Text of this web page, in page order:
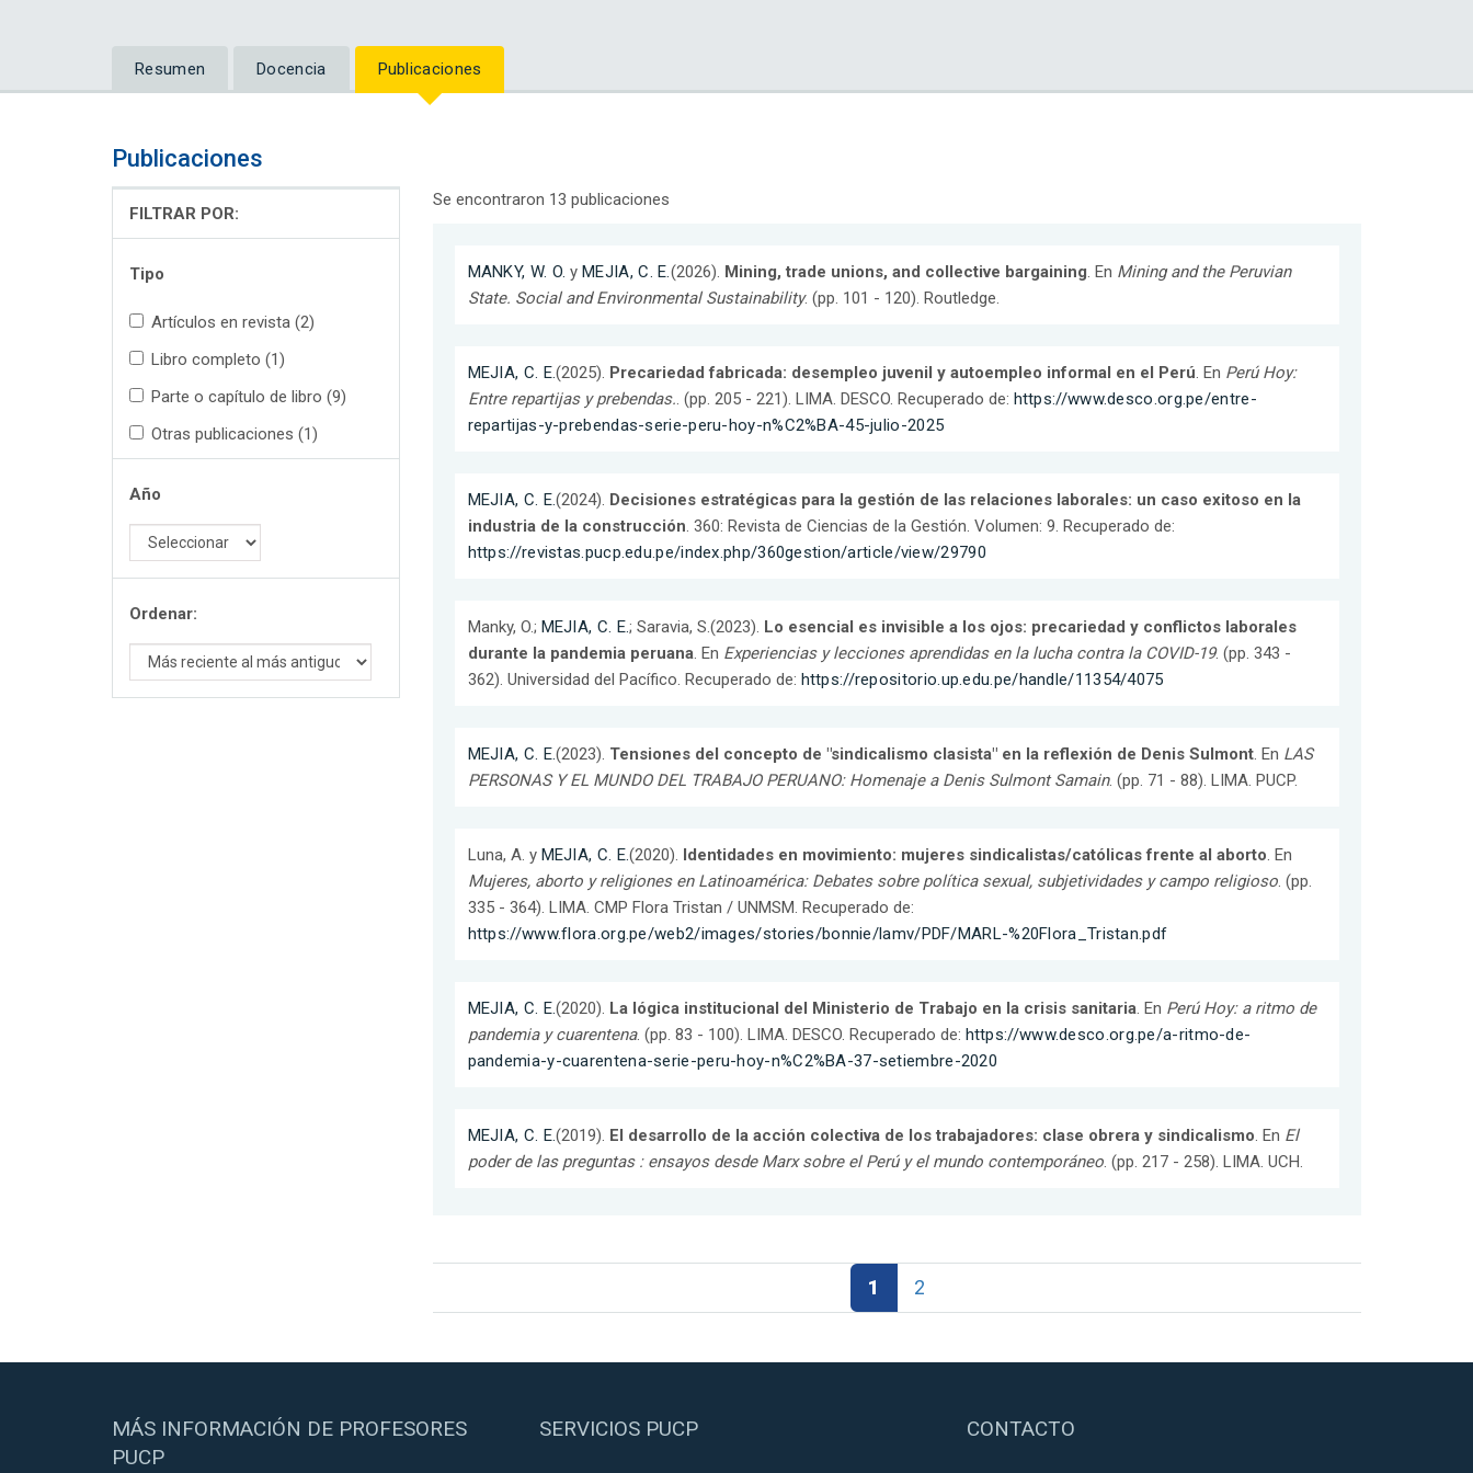
Resumen Docencia Publicaciones
Publicaciones
FILTRAR POR:
Tipo
Artículos en revista (2)
Libro completo (1)
Parte o capítulo de libro (9)
Otras publicaciones (1)
Año
Ordenar:
Se encontraron 13 publicaciones
MANKY, W. O. y MEJIA, C. E.(2026). Mining, trade unions, and collective bargaining. En Mining and the Peruvian
State. Social and Environmental Sustainability. (pp. 101 - 120). Routledge.
MEJIA, C. E.(2025). Precariedad fabricada: desempleo juvenil y autoempleo informal en el Perú. En Perú Hoy:
Entre repartijas y prebendas.. (pp. 205 - 221). LIMA. DESCO. Recuperado de: https://www.desco.org.pe/entre-
repartijas-y-prebendas-serie-peru-hoy-n%C2%BA-45-julio-2025
MEJIA, C. E.(2024). Decisiones estratégicas para la gestión de las relaciones laborales: un caso exitoso en la
industria de la construcción. 360: Revista de Ciencias de la Gestión. Volumen: 9. Recuperado de:
https://revistas.pucp.edu.pe/index.php/360gestion/article/view/29790
Manky, O.; MEJIA, C. E.; Saravia, S.(2023). Lo esencial es invisible a los ojos: precariedad y conflictos laborales
durante la pandemia peruana. En Experiencias y lecciones aprendidas en la lucha contra la COVID-19. (pp. 343 -
362). Universidad del Pacífico. Recuperado de: https://repositorio.up.edu.pe/handle/11354/4075
MEJIA, C. E.(2023). Tensiones del concepto de "sindicalismo clasista" en la reflexión de Denis Sulmont. En LAS
PERSONAS Y EL MUNDO DEL TRABAJO PERUANO: Homenaje a Denis Sulmont Samain. (pp. 71 - 88). LIMA. PUCP.
Luna, A. y MEJIA, C. E.(2020). Identidades en movimiento: mujeres sindicalistas/católicas frente al aborto. En
Mujeres, aborto y religiones en Latinoamérica: Debates sobre política sexual, subjetividades y campo religioso. (pp.
335 - 364). LIMA. CMP Flora Tristan / UNMSM. Recuperado de:
https://www.flora.org.pe/web2/images/stories/bonnie/lamv/PDF/MARL-%20Flora_Tristan.pdf
MEJIA, C. E.(2020). La lógica institucional del Ministerio de Trabajo en la crisis sanitaria. En Perú Hoy: a ritmo de
pandemia y cuarentena. (pp. 83 - 100). LIMA. DESCO. Recuperado de: https://www.desco.org.pe/a-ritmo-de-
pandemia-y-cuarentena-serie-peru-hoy-n%C2%BA-37-setiembre-2020
MEJIA, C. E.(2019). El desarrollo de la acción colectiva de los trabajadores: clase obrera y sindicalismo. En El
poder de las preguntas : ensayos desde Marx sobre el Perú y el mundo contemporáneo. (pp. 217 - 258). LIMA. UCH.
1 2
MÁS INFORMACIÓN DE PROFESORES
PUCP
SERVICIOS PUCP CONTACTO